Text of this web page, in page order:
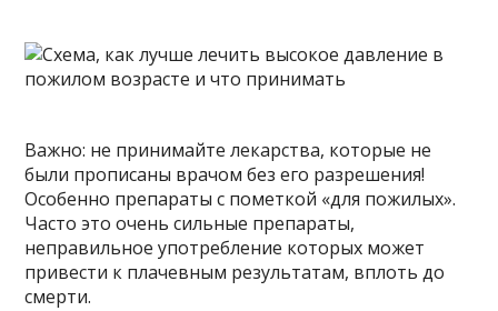
Важно: не принимайте лекарства, которые не
были прописаны врачом без его разрешения!
Особенно препараты с пометкой «для пожилых».
Часто это очень сильные препараты,
неправильное употребление которых может
привести к плачевным результатам, вплоть до
смерти.